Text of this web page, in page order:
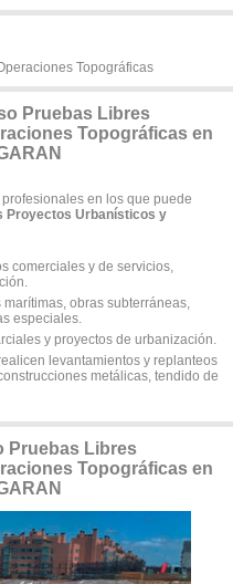
Topográficas
Pruebas Libres
Topográficas en
en los que puede
Proyectos Urbanísticos y
comerciales y de servicios,
obras subterráneas,
especiales.
y proyectos de urbanización.
levantamientos y replanteos
metálicas, tendido de
Pruebas Libres
Topográficas en